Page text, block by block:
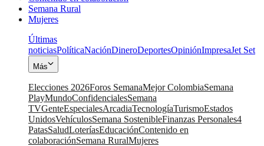
Semana Rural
Mujeres
Últimas
noticiasPolíticaNaciónDineroDeportesOpiniónImpresaJet Set
Más
Elecciones 2026Foros SemanaMejor ColombiaSemana
PlayMundoConfidencialesSemana
TVGenteEspecialesArcadiaTecnologíaTurismoEstados
UnidosVehículosSemana SostenibleFinanzas Personales4
PatasSaludLoteríasEducaciónContenido en
colaboraciónSemana RuralMujeres